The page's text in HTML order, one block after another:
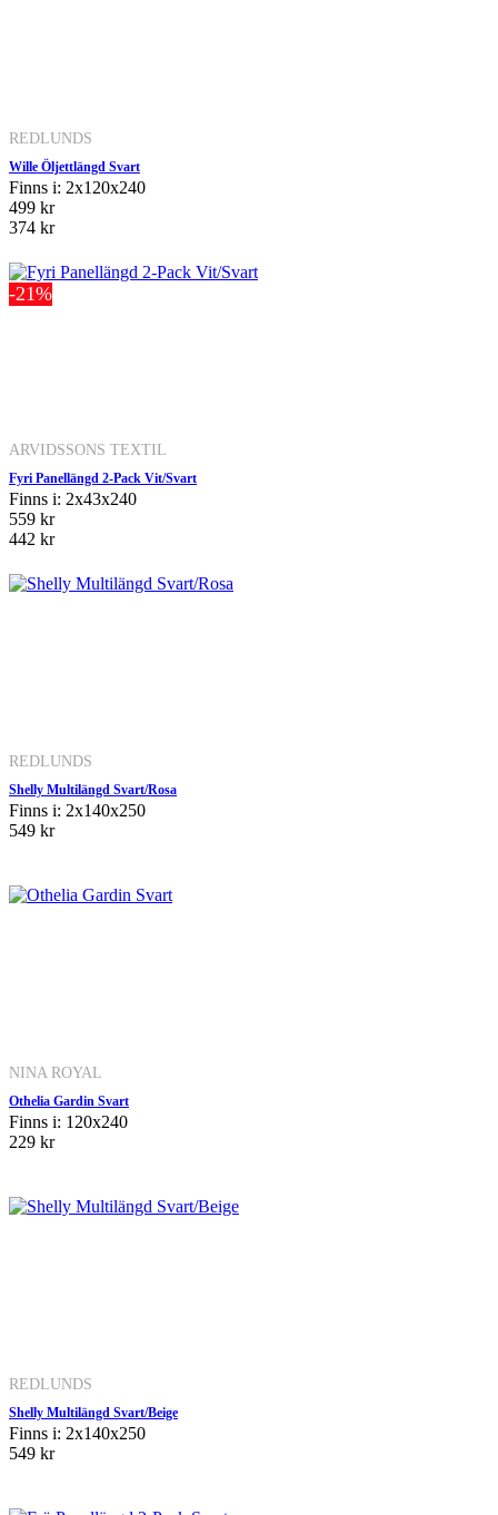
REDLUNDS
Wille Öljettlängd Svart
Finns i: 2x120x240
499 kr
374 kr
-21%
ARVIDSSONS TEXTIL
Fyri Panellängd 2-Pack Vit/Svart
Finns i: 2x43x240
559 kr
442 kr
REDLUNDS
Shelly Multilängd Svart/Rosa
Finns i: 2x140x250
549 kr
NINA ROYAL
Othelia Gardin Svart
Finns i: 120x240
229 kr
REDLUNDS
Shelly Multilängd Svart/Beige
Finns i: 2x140x250
549 kr